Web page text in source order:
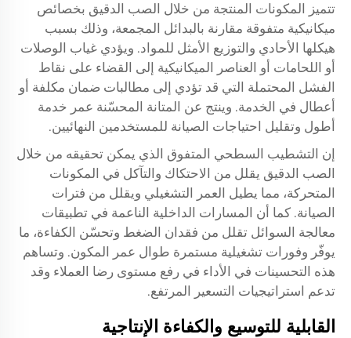
تتميز المكونات المنتجة من خلال الصب الدقيق بخصائص
ميكانيكية متفوقة مقارنة بالبدائل المجمعة، وذلك بسبب
هيكلها الأحادي والتوزيع الأمثل للمواد. ويؤدي غياب الوصلات
أو اللحامات أو العناصر الميكانيكية إلى القضاء على نقاط
الفشل المحتملة التي قد تؤدي إلى مطالبات ضمان مكلفة أو
أعطال في الخدمة. وينتج عن المتانة المحسّنة عمر خدمة
أطول وتقليل احتياجات الصيانة للمستخدمين النهائيين.
إن التشطيب السطحي المتفوق الذي يمكن تحقيقه من خلال
الصب الدقيق يقلل من الاحتكاك والتآكل في المكونات
المتحركة، مما يطيل العمر التشغيلي ويقلل من فترات
الصيانة. كما أن المسارات الداخلية الناعمة في تطبيقات
معالجة السوائل تقلل من فقدان الضغط وتحسّن الكفاءة، ما
يوفّر وفورات تشغيلية مستمرة طوال عمر المكون. وتساهم
هذه التحسينات في الأداء في رفع مستوى رضا العملاء وقد
تدعم استراتيجيات التسعير المرتفع.
القابلية للتوسيع والكفاءة الإنتاجية